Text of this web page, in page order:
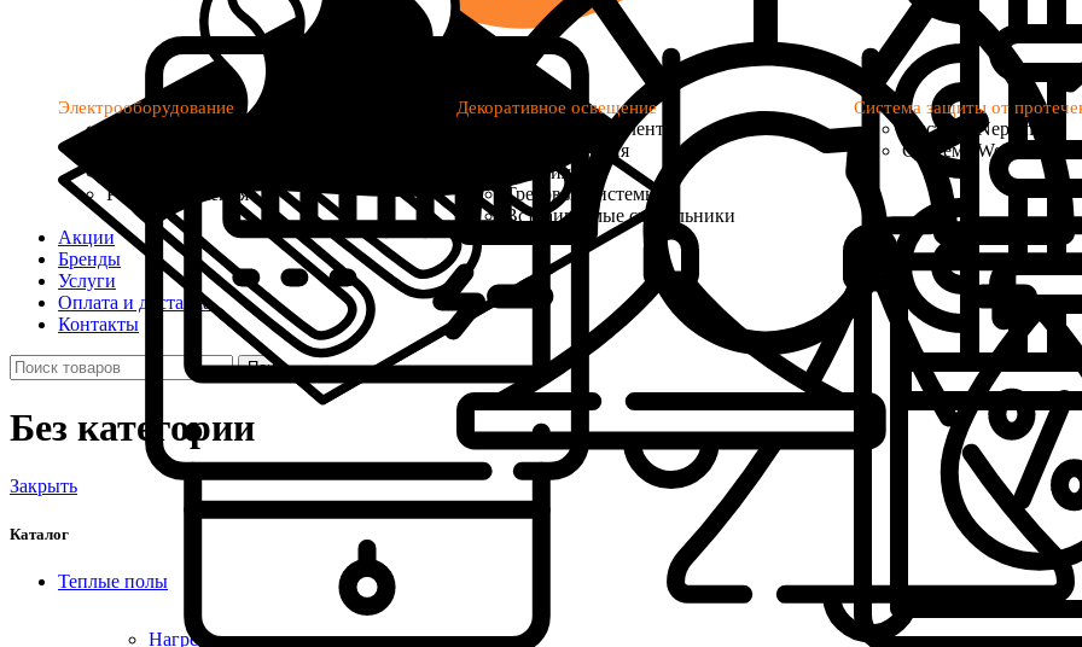
Электрооборудование
Реле напряжения
Декоративное освещение
Светодиодная лента
Блоки питания
Профиль
Трековые системы
Встраиваемые светильники
Система защиты от
Система Neptun
Система Welrok Base
Акции
Бренды
Услуги
Оплата и доставка
Контакты
Поиск
Без категории
Закрыть
Каталог
Теплые полы
Нагревательные маты